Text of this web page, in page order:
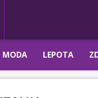
MODA LEPOTA